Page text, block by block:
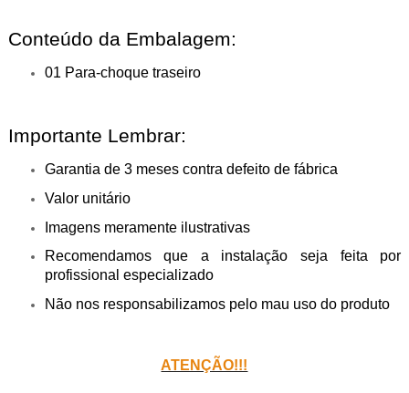
Conteúdo da Embalagem:
01 Para-choque traseiro
Importante Lembrar:
Garantia de 3 meses contra defeito de fábrica
Valor unitário
Imagens meramente ilustrativas
Recomendamos que a instalação seja feita por
profissional especializado
Não nos responsabilizamos pelo mau uso do produto
ATENÇÃO!!!